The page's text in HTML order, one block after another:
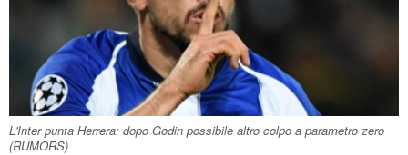
L'Inter punta Herrera: dopo Godin possibile altro colpo a parametro zero
(RUMORS)